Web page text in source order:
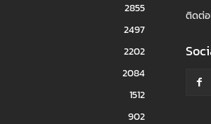
2855
2497
2202
2084
1512
902
ติดต่อ